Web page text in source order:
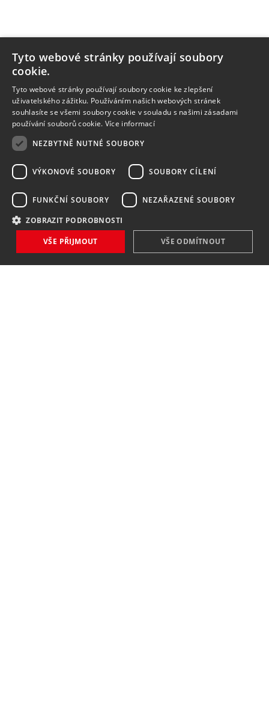
NOVINKY
Tyto webové stránky používají soubory
cookie.
Tyto webové stránky používají soubory cookie ke zlepšení
uživatelského zážitku. Používáním našich webových stránek
souhlasíte se všemi soubory cookie v souladu s našimi zásadami
používání souborů cookie. Více informací
NEZBYTNĚ NUTNÉ SOUBORY
VÝKONOVÉ SOUBORY SOUBORY CÍLENÍ
FUNKČNÍ SOUBORY NEZAŘAZENÉ SOUBORY
ZOBRAZIT PODROBNOSTI
VŠE PŘIJMOUT VŠE ODMÍTNOUT